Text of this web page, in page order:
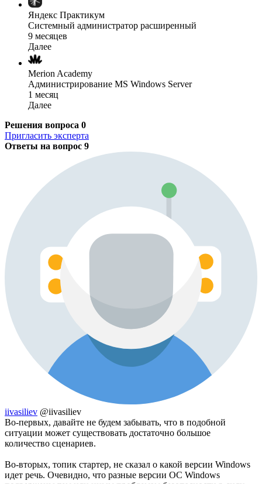
Яндекс Практикум
Системный администратор расширенный
9 месяцев
Далее
Merion Academy
Администрирование MS Windows Server
1 месяц
Далее
Решения вопроса 0
Пригласить эксперта
Ответы на вопрос 9
iivasiliev @iivasiliev
Во-первых, давайте не будем забывать, что в подобной
ситуации может существовать достаточно большое
количество сценариев.
Во-вторых, топик стартер, не сказал о какой версии Windows
идет речь. Очевидно, что разные версии ОС Windows